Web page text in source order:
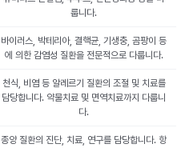
룹니다.
바이러스, 박테리아, 결핵균, 기생충, 곰팡이 등
에 의한 감염성 질환을 전문적으로 다룹니다.
천식, 비염 등 알레르기 질환의 조절 및 치료를
담당합니다. 약물치료 및 면역치료까지 다룹니
다.
종양 질환의 진단, 치료, 연구를 담당합니다. 항